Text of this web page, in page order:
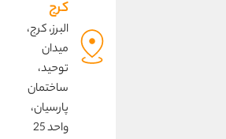
کرج
البرز، کرج،
میدان
توحید،
ساختمان
پارسیان،
واحد 25